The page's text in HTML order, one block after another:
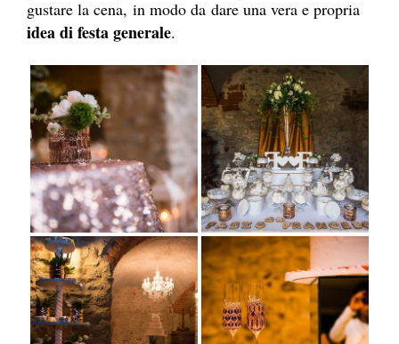
gustare la cena, in modo da dare una vera e propria
idea di festa generale.